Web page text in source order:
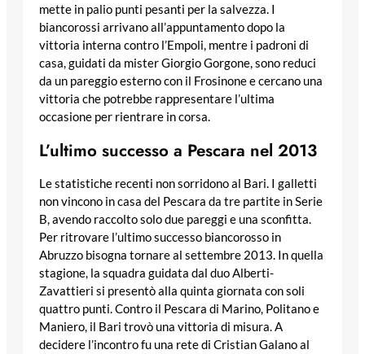
mette in palio punti pesanti per la salvezza. I
biancorossi arrivano all’appuntamento dopo la
vittoria interna contro l’Empoli, mentre i padroni di
casa, guidati da mister Giorgio Gorgone, sono reduci
da un pareggio esterno con il Frosinone e cercano una
vittoria che potrebbe rappresentare l’ultima
occasione per rientrare in corsa.
L’ultimo successo a Pescara nel 2013
Le statistiche recenti non sorridono al Bari. I galletti
non vincono in casa del Pescara da tre partite in Serie
B, avendo raccolto solo due pareggi e una sconfitta.
Per ritrovare l’ultimo successo biancorosso in
Abruzzo bisogna tornare al settembre 2013. In quella
stagione, la squadra guidata dal duo Alberti-
Zavattieri si presentò alla quinta giornata con soli
quattro punti. Contro il Pescara di Marino, Politano e
Maniero, il Bari trovò una vittoria di misura. A
decidere l’incontro fu una rete di Cristian Galano al